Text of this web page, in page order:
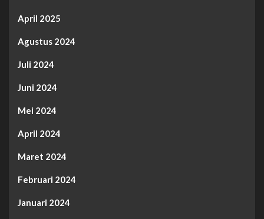
April 2025
Agustus 2024
Juli 2024
Juni 2024
Mei 2024
April 2024
Maret 2024
Februari 2024
Januari 2024